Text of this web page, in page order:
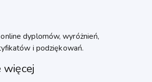
dyplomów, wyróżnień,
i podziękowań.
więcej